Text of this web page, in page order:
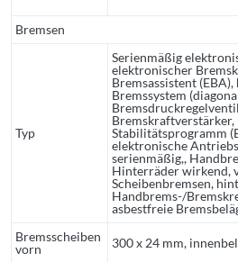
Bremsen
Typ
Serienmäßig
elektronischer
Bremsassistent
Bremssystem
Bremskraftverstärker,
Stabilitätsprogramm
elektronische
serienmäßig,,
Hinterräder wirkend,
Scheibenbremsen,
Handbrems-/
asbestfreie
Bremsscheiben
vorn
300 x 24 mm,